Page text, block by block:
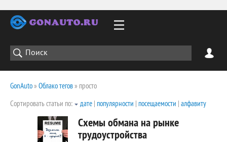
GonAuto» Облако тегов» просто
Сортировать статьи по:
дате | популярности | посещаемости | алфавиту
Схемы обмана на рынке
трудоустройства